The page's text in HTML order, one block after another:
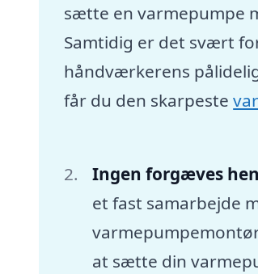
sætte en varmepumpe
Samtidig er det svært
håndværkerens
får du den skarpeste
Ingen forgæves
et fast samarbejde
at sætte din